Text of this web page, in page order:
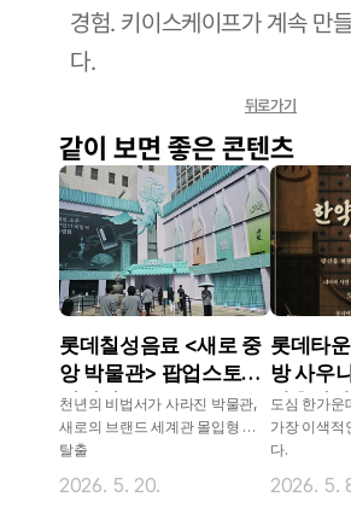
경험. 키이스케이프가 계속 만
다.
뒤로가기
같이 보면 좋은 콘텐츠
롯데칠성음료 <새로 중
앙 박물관> 팝업스토어
제작기
천년의 비법서가 사라진 박물관,
새로의 브랜드 세계관 몰입형 방
탈출
2026. 5. 20.
롯데타
방 사우
아옵니다
도심 한가운
가장 이색적
다.
2026. 5.